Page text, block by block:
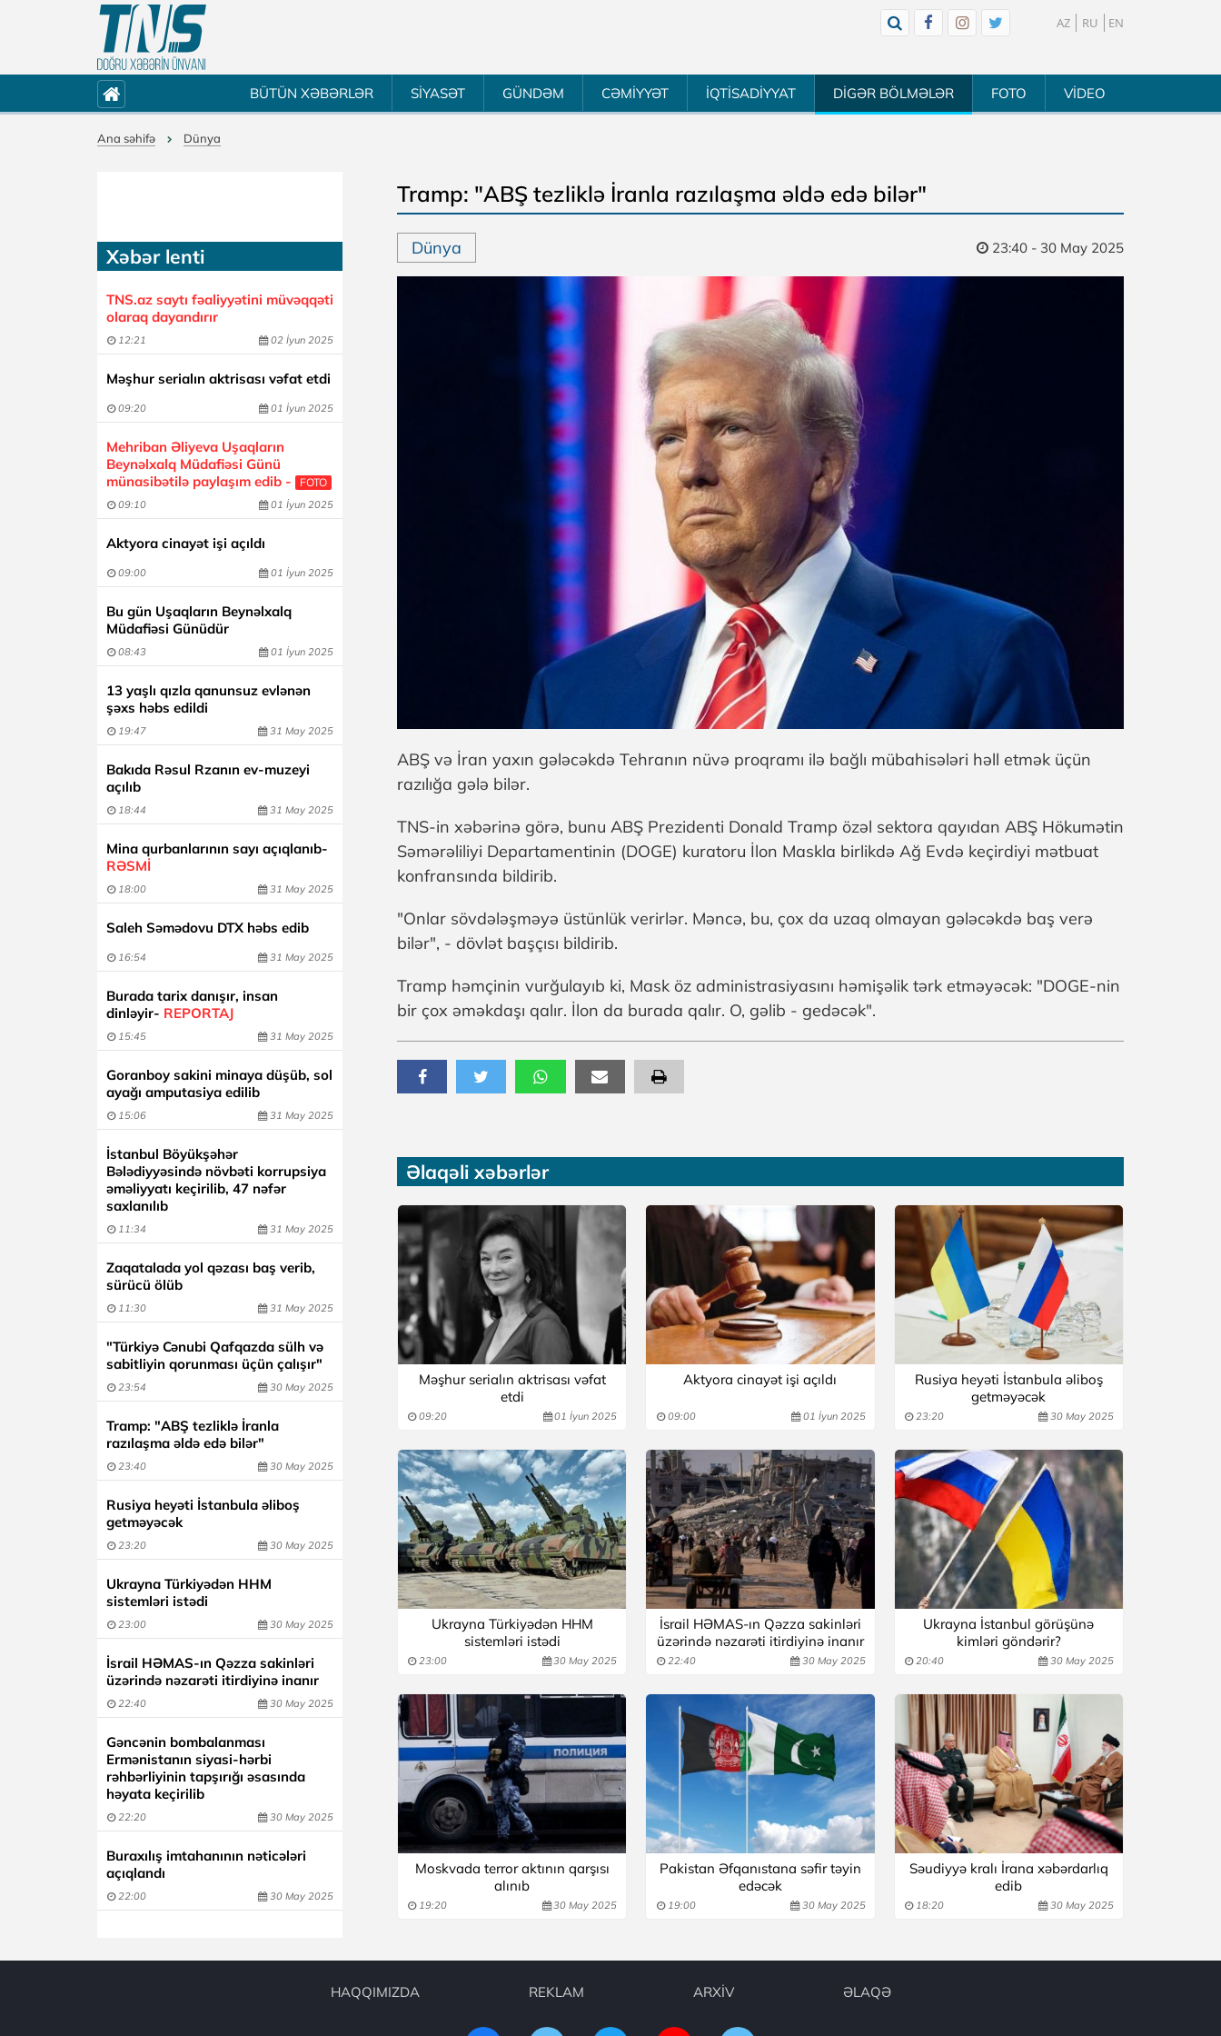
AZ RU EN
BÜTÜN XƏBƏRLƏR SİYASƏT GÜNDƏM CƏMİYYƏT İQTİSADİYYAT DİGƏR BÖLMƏLƏR FOTO VİDEO
Ana səhifə Dünya
Xəbər lenti
TNS.az saytı fəaliyyətini müvəqqəti
olaraq dayandırır
12:21 02 İyun 2025
Məşhur serialın aktrisası vəfat etdi
09:20 01 İyun 2025
Mehriban Əliyeva Uşaqların
Beynəlxalq Müdafiəsi Günü
münasibətilə paylaşım edib -
FOTO
09:10 01 İyun 2025
Aktyora cinayət işi açıldı
09:00 01 İyun 2025
Bu gün Uşaqların Beynəlxalq
Müdafiəsi Günüdür
08:43 01 İyun 2025
13 yaşlı qızla qanunsuz evlənən
şəxs həbs edildi
19:47 31 May 2025
Bakıda Rəsul Rzanın ev-muzeyi
açılıb
18:44 31 May 2025
Mina qurbanlarının sayı açıqlanıb-
RƏSMİ
18:00 31 May 2025
Saleh Səmədovu DTX həbs edib
16:54 31 May 2025
Burada tarix danışır, insan
dinləyir- REPORTAJ
15:45 31 May 2025
Goranboy sakini minaya düşüb, sol
ayağı amputasiya edilib
15:06 31 May 2025
İstanbul Böyükşəhər
Bələdiyyəsində növbəti korrupsiya
əməliyyatı keçirilib, 47 nəfər
saxlanılıb
11:34 31 May 2025
Zaqatalada yol qəzası baş verib,
sürücü ölüb
11:30 31 May 2025
"Türkiyə Cənubi Qafqazda sülh və
sabitliyin qorunması üçün çalışır"
23:54 30 May 2025
Tramp: "ABŞ tezliklə İranla
razılaşma əldə edə bilər"
23:40 30 May 2025
Rusiya heyəti İstanbula əliboş
getməyəcək
23:20 30 May 2025
Ukrayna Türkiyədən HHM
sistemləri istədi
23:00 30 May 2025
İsrail HƏMAS-ın Qəzza sakinləri
üzərində nəzarəti itirdiyinə inanır
22:40 30 May 2025
Gəncənin bombalanması
Ermənistanın siyasi-hərbi
rəhbərliyinin tapşırığı əsasında
həyata keçirilib
22:20 30 May 2025
Buraxılış imtahanının nəticələri
açıqlandı
22:00 30 May 2025
Tramp: "ABŞ tezliklə İranla razılaşma əldə edə bilər"
Dünya 23:40 - 30 May 2025
ABŞ və İran yaxın gələcəkdə Tehranın nüvə proqramı ilə bağlı mübahisələri həll etmək üçün
razılığa gələ bilər.
TNS-in xəbərinə görə, bunu ABŞ Prezidenti Donald Tramp özəl sektora qayıdan ABŞ Hökumətin
Səmərəliliyi Departamentinin (DOGE) kuratoru İlon Maskla birlikdə Ağ Evdə keçirdiyi mətbuat
konfransında bildirib.
"Onlar sövdələşməyə üstünlük verirlər. Məncə, bu, çox da uzaq olmayan gələcəkdə baş verə
bilər", - dövlət başçısı bildirib.
Tramp həmçinin vurğulayıb ki, Mask öz administrasiyasını həmişəlik tərk etməyəcək: "DOGE-nin
bir çox əməkdaşı qalır. İlon da burada qalır. O, gəlib - gedəcək".
Əlaqəli xəbərlər
Məşhur serialın aktrisası vəfat
etdi
09:20 01 İyun 2025
Aktyora cinayət işi açıldı
09:00 01 İyun 2025
Rusiya heyəti İstanbula əliboş
getməyəcək
23:20 30 May 2025
Ukrayna Türkiyədən HHM
sistemləri istədi
23:00 30 May 2025
İsrail HƏMAS-ın Qəzza sakinləri
üzərində nəzarəti itirdiyinə inanır
22:40 30 May 2025
Ukrayna İstanbul görüşünə
kimləri göndərir?
20:40 30 May 2025
Moskvada terror aktının qarşısı
alınıb
19:20 30 May 2025
Pakistan Əfqanıstana səfir təyin
edəcək
19:00 30 May 2025
Səudiyyə kralı İrana xəbərdarlıq
edib
18:20 30 May 2025
HAQQIMIZDA REKLAM ARXİV ƏLAQƏ